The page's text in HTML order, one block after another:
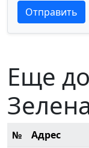
Текст отзыва
Текст отзыва
Отправить
Еще
№ Адрес